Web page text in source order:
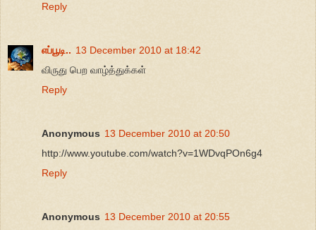
Reply
எப்பூடி.. 13 December 2010 at 18:42
விருது பெற வாழ்த்துக்கள்
Reply
Anonymous 13 December 2010 at 20:50
http://www.youtube.com/watch?v=1WDvqPOn6g4
Reply
Anonymous 13 December 2010 at 20:55